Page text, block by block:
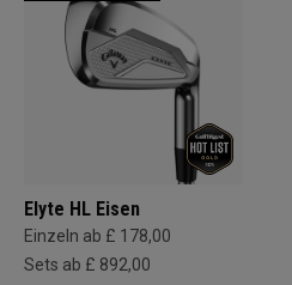
Elyte HL Eisen
Einzeln ab £ 178,00
Sets ab £ 892,00